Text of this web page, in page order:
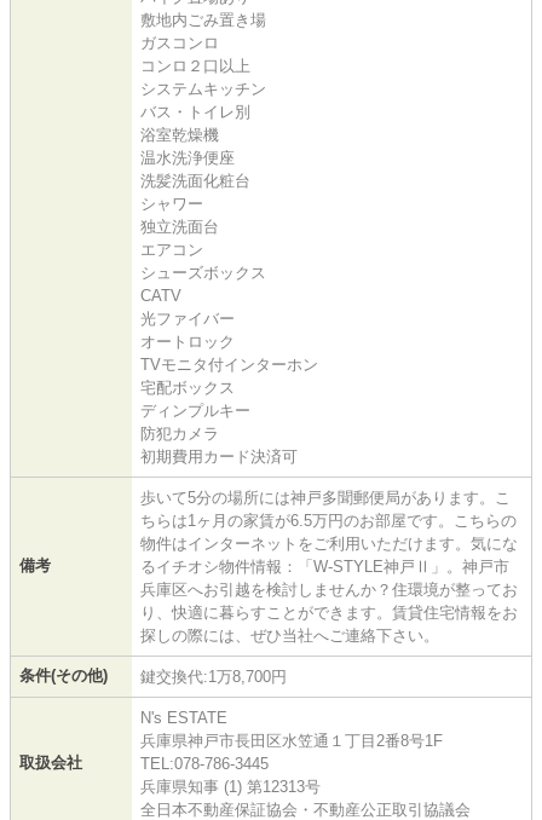
敷地内ごみ置き場
ガスコンロ
コンロ２口以上
システムキッチン
バス・トイレ別
浴室乾燥機
温水洗浄便座
洗髪洗面化粧台
シャワー
独立洗面台
エアコン
シューズボックス
CATV
光ファイバー
オートロック
TVモニタ付インターホン
宅配ボックス
ディンプルキー
防犯カメラ
初期費用カード決済可
備考
歩いて5分の場所には神戸多聞郵便局があります。こ
ちらは1ヶ月の家賃が6.5万円のお部屋です。こちらの
物件はインターネットをご利用いただけます。気にな
るイチオシ物件情報：「W-STYLE神戸Ⅱ」。神戸市
兵庫区へお引越を検討しませんか？住環境が整ってお
り、快適に暮らすことができます。賃貸住宅情報をお
探しの際には、ぜひ当社へご連絡下さい。
条件(その他) 鍵交換代:1万8,700円
取扱会社
N's ESTATE
兵庫県神戸市長田区水笠通１丁目2番8号1F
TEL:078-786-3445
兵庫県知事 (1) 第12313号
全日本不動産保証協会・不動産公正取引協議会